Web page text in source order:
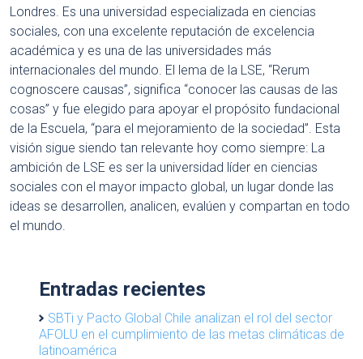
Londres. Es una universidad especializada en ciencias
sociales, con una excelente reputación de excelencia
académica y es una de las universidades más
internacionales del mundo. El lema de la LSE, “Rerum
cognoscere causas”, significa “conocer las causas de las
cosas” y fue elegido para apoyar el propósito fundacional
de la Escuela, “para el mejoramiento de la sociedad”. Esta
visión sigue siendo tan relevante hoy como siempre: La
ambición de LSE es ser la universidad líder en ciencias
sociales con el mayor impacto global, un lugar donde las
ideas se desarrollen, analicen, evalúen y compartan en todo
el mundo.
Entradas recientes
SBTi y Pacto Global Chile analizan el rol del sector
AFOLU en el cumplimiento de las metas climáticas de
latinoamérica